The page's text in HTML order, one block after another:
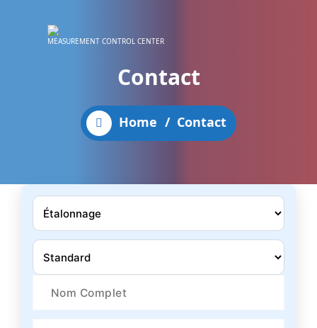
MEASUREMENT CONTROL CENTER
Contact
Home / Contact